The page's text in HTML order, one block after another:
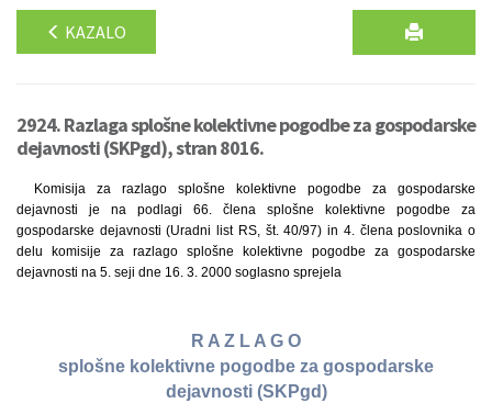
KAZALO
2924. Razlaga splošne kolektivne pogodbe za gospodarske
dejavnosti (SKPgd), stran 8016.
Komisija za razlago splošne kolektivne pogodbe za gospodarske
dejavnosti je na podlagi 66. člena splošne kolektivne pogodbe za
gospodarske dejavnosti (Uradni list RS, št. 40/97) in 4. člena poslovnika o
delu komisije za razlago splošne kolektivne pogodbe za gospodarske
dejavnosti na 5. seji dne 16. 3. 2000 soglasno sprejela
R A Z L A G O
splošne kolektivne pogodbe za gospodarske
dejavnosti (SKPgd)